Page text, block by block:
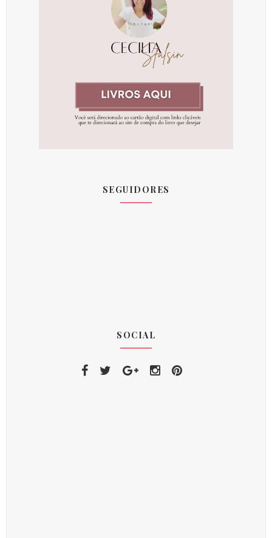
SEGUIDORES
SOCIAL